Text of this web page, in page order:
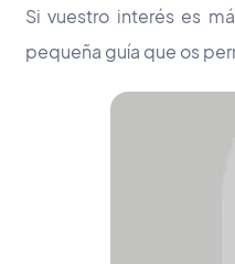
Si vuestro interés es
pequeña guía que os